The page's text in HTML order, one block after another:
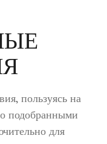
пользуясь на
подобранными
для